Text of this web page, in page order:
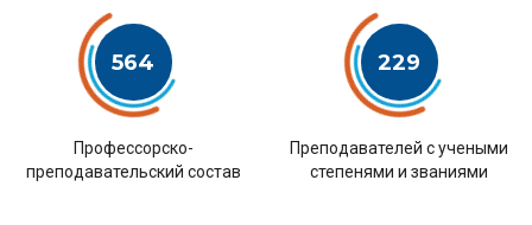
564
Профессорско-
преподавательский состав
229
Преподавателей с учеными
степенями и званиями